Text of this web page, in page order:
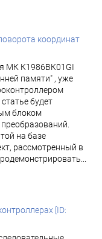
координат
МК К1986ВК01GI
памяти" , уже
будет
блоком
на базе
рассмотренный в
[ID: